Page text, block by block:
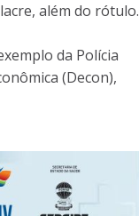
além do rótulo.
da Polícia
(Decon),